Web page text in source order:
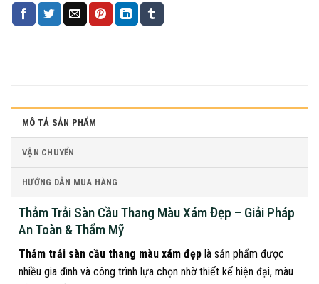
MÔ TẢ SẢN PHẨM
VẬN CHUYỂN
HƯỚNG DẪN MUA HÀNG
Thảm Trải Sàn Cầu Thang Màu Xám Đẹp – Giải Pháp
An Toàn & Thẩm Mỹ
Thảm trải sàn cầu thang màu xám đẹp là sản phẩm được
nhiều gia đình và công trình lựa chọn nhờ thiết kế hiện đại, màu